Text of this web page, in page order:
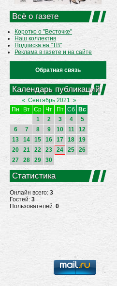
Всё о газете
Коротко о "Весточке"
Наш коллектив
Подписка на "ТВ"
Реклама в газете и на сайте
Обратная связь
Календарь публикаций
« Сентябрь 2021 »
Пн
Вт Ср Чт Пт Сб
Вс
1
2 3 4
5
6
7 8 9 10 11
12
13
14 15 16 17 18
19
20
21 22 23 24 25
26
27
28 29 30
Статистика
Онлайн всего: 3
Гостей: 3
Пользователей: 0